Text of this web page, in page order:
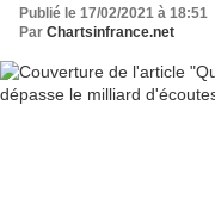
Publié le 17/02/2021 à 18:51
Par Chartsinfrance.net